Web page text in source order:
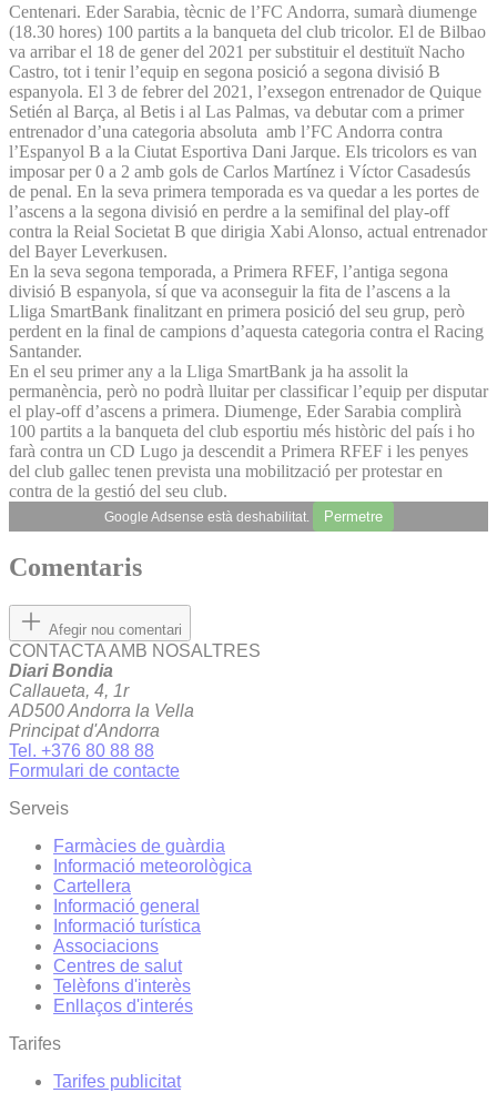
Centenari. Eder Sarabia, tècnic de l’FC Andorra, sumarà diumenge
(18.30 hores) 100 partits a la banqueta del club tricolor. El de Bilbao
va arribar el 18 de gener del 2021 per substituir el destituït Nacho
Castro, tot i tenir l’equip en segona posició a segona divisió B
espanyola. El 3 de febrer del 2021, l’exsegon entrenador de Quique
Setién al Barça, al Betis i al Las Palmas, va debutar com a primer
entrenador d’una categoria absoluta amb l’FC Andorra contra
l’Espanyol B a la Ciutat Esportiva Dani Jarque. Els tricolors es van
imposar per 0 a 2 amb gols de Carlos Martínez i Víctor Casadesús
de penal. En la seva primera temporada es va quedar a les portes de
l’ascens a la segona divisió en perdre a la semifinal del play-off
contra la Reial Societat B que dirigia Xabi Alonso, actual entrenador
del Bayer Leverkusen.
En la seva segona temporada, a Primera RFEF, l’antiga segona
divisió B espanyola, sí que va aconseguir la fita de l’ascens a la
Lliga SmartBank finalitzant en primera posició del seu grup, però
perdent en la final de campions d’aquesta categoria contra el Racing
Santander.
En el seu primer any a la Lliga SmartBank ja ha assolit la
permanència, però no podrà lluitar per classificar l’equip per disputar
el play-off d’ascens a primera. Diumenge, Eder Sarabia complirà
100 partits a la banqueta del club esportiu més històric del país i ho
farà contra un CD Lugo ja descendit a Primera RFEF i les penyes
del club gallec tenen prevista una mobilització per protestar en
contra de la gestió del seu club.
Google Adsense està deshabilitat. Permetre
Comentaris
Afegir nou comentari
CONTACTA AMB NOSALTRES
Diari Bondia
Callaueta, 4, 1r
AD500 Andorra la Vella
Principat d'Andorra
Tel. +376 80 88 88
Formulari de contacte
Serveis
Farmàcies de guàrdia
Informació meteorològica
Cartellera
Informació general
Informació turística
Associacions
Centres de salut
Telèfons d'interès
Enllaços d'interés
Tarifes
Tarifes publicitat